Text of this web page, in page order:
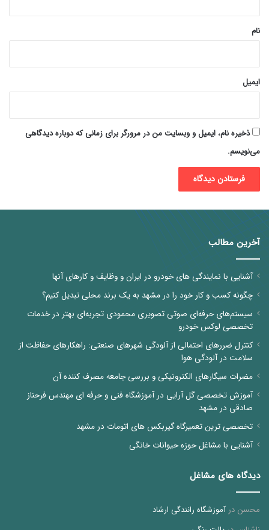
نام
ایمیل
ذخیره نام، ایمیل و وبسایت من در مرورگر برای زمانی که دوباره دیدگاهی
می‌نویسم.
آخرین مطالب
آشنایی با نمایندگی های خودرو در ایران و وظایف و کارهای آنها
چگونه کسب و کار خود را در مشهد به یک برند محلی تبدیل کنیم؟
سیستم‌های حرفه‌ای صوتی تصویری محمودی تجربه‌ای بهتر در خدمات
تخصصی لوکس خودرو
کنترل ضررهای احتمالی از آلودگی شهرهای صنعتی: راهکارهای حفاظت از
سلامت در آلودگی هوا
مضرات سیگارهای الکترونیکی و بررسی جامعه مصرف کننده آن
آموزش تخصصی گل آرایی در آموزشگاه فنی و حرفه ای مهندس فرحناز
صادقی در مشهد
تخصصی ترین تعمیرگاه گیربکس های اتومات در مشهد
آشنایی با مشاغل حوزه حیوانات خانگی
دیدگاه های مشاغل
محسن درآموزشگاه رانندگی ارشاد